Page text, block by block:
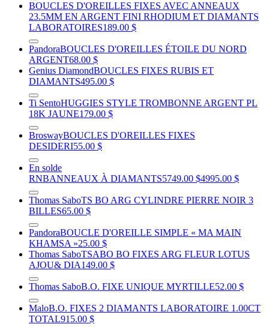
BOUCLES D'OREILLES FIXES AVEC ANNEAUX
23.5MM EN ARGENT FINI RHODIUM ET DIAMANTS
LABORATOIRES189.00 $
PandoraBOUCLES D'OREILLES ÉTOILE DU NORD
ARGENT68.00 $
Genius DiamondBOUCLES FIXES RUBIS ET
DIAMANTS495.00 $
Ti SentoHUGGIES STYLE TROMBONNE ARGENT PL
18K JAUNE179.00 $
BroswayBOUCLES D'OREILLES FIXES
DESIDERI55.00 $
En solde
RNBANNEAUX À DIAMANTS5749.00 $4995.00 $
Thomas SaboTS BO ARG CYLINDRE PIERRE NOIR 3
BILLES65.00 $
PandoraBOUCLE D'OREILLE SIMPLE « MA MAIN
KHAMSA »25.00 $
Thomas SaboTSABO BO FIXES ARG FLEUR LOTUS
AJOU& DIA149.00 $
Thomas SaboB.O. FIXE UNIQUE MYRTILLE52.00 $
MaloB.O. FIXES 2 DIAMANTS LABORATOIRE 1.00CT
TOTAL915.00 $